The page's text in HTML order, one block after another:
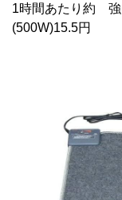
1時間あたり約 強
(500W)15.5円